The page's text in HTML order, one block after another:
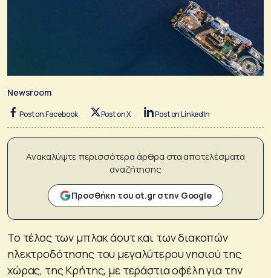
Newsroom
Post on Facebook Post on X Post on LinkedIn
Ανακαλύψτε περισσότερα άρθρα στα αποτελέσματα
αναζήτησης
Προσθήκη του ot.gr στην Google
Το τέλος των μπλακ άουτ και των διακοπών
ηλεκτροδότησης του μεγαλύτερου νησιού της
χώρας, της Κρήτης, με τεράστια οφέλη για την